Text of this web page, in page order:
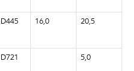
16,0 20,5
5,0